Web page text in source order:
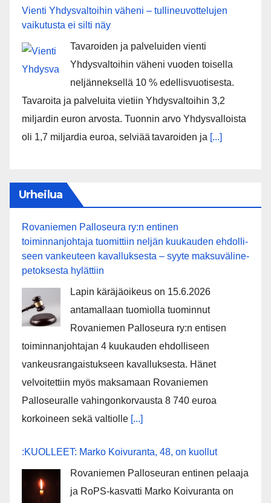
Vienti Yhdysvaltoihin väheni – tullineuvottelujen
vaikutusta ei silti näy
Tavaroiden ja palveluiden vienti
Yhdysvaltoihin väheni vuoden toisella
neljänneksellä 10 % edellisvuotisesta.
Tavaroita ja palveluita vietiin Yhdysvaltoihin 3,2
miljardin euron arvosta. Tuonnin arvo Yhdysvalloista
oli 1,7 miljardia euroa, selviää tavaroiden ja [...]
Urheilua
Rovaniemen Palloseura ry:n entinen
toiminnanjohtaja tuo­mit­tiin neljän kuu­kau­den eh­dol­li­
seen van­keu­teen ka­val­luk­ses­ta – syyte mak­su­vä­li­ne­
pe­tok­ses­ta hy­lät­tiin
Lapin käräjäoikeus on 15.6.2026
antamallaan tuomiolla tuominnut
Rovaniemen Palloseura ry:n entisen
toiminnanjohtajan 4 kuukauden ehdolliseen
vankeusrangaistukseen kavalluksesta. Hänet
velvoitettiin myös maksamaan Rovaniemen
Palloseuralle vahingonkorvausta 8 740 euroa
korkoineen sekä valtiolle [...]
:KUOLLEET: Marko Koivuranta, 48, on kuollut
Rovaniemen Palloseuran entinen pelaaja
ja RoPS-kasvatti Marko Koivuranta on